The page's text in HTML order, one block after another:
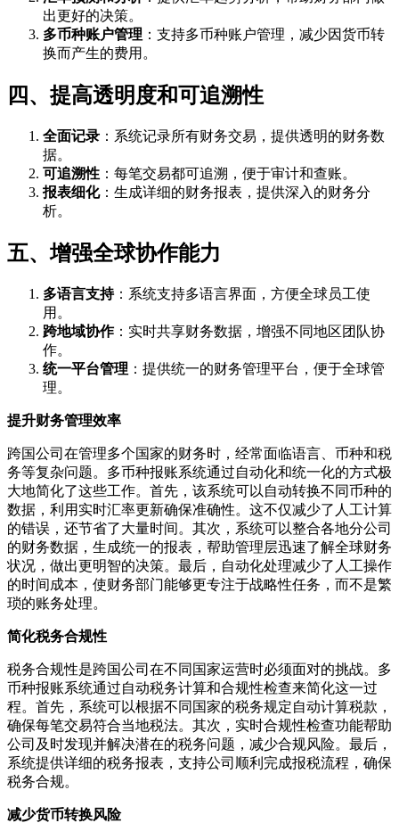
出更好的决策。
多币种账户管理 ：支持多币种账户管理，减少因货币转
换而产生的费用。
四、提高透明度和可追溯性
全面记录 ：系统记录所有财务交易，提供透明的财务数
据。
可追溯性 ：每笔交易都可追溯，便于审计和查账。
报表细化：生成详细的财务报表，提供深入的财务分
析。
五、增强全球协作能力
多语言支持：系统支持多语言界面，方便全球员工使
用。
跨地域协作：实时共享财务数据，增强不同地区团队协
作。
统一平台管理 ：提供统一的财务管理平台，便于全球管
理。
提升财务管理效率
跨国公司在管理多个国家的财务时，经常面临语言、币种和税
务等复杂问题。多币种报账系统通过自动化和统一化的方式极
大地简化了这些工作。首先，该系统可以自动转换不同币种的
数据，利用实时汇率更新确保准确性。这不仅减少了人工计算
的错误，还节省了大量时间。其次，系统可以整合各地分公司
的财务数据，生成统一的报表，帮助管理层迅速了解全球财务
状况，做出更明智的决策。最后，自动化处理减少了人工操作
的时间成本，使财务部门能够更专注于战略性任务，而不是繁
琐的账务处理。
简化税务合规性
税务合规性是跨国公司在不同国家运营时必须面对的挑战。多
币种报账系统通过自动税务计算和合规性检查来简化这一过
程。首先，系统可以根据不同国家的税务规定自动计算税款，
确保每笔交易符合当地税法。其次，实时合规性检查功能帮助
公司及时发现并解决潜在的税务问题，减少合规风险。最后，
系统提供详细的税务报表，支持公司顺利完成报税流程，确保
税务合规。
减少货币转换风险